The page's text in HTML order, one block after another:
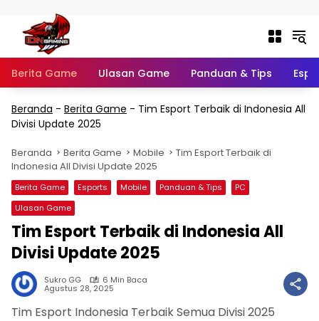
Berita Game Ulasan Game Panduan & Tips
Beranda - Berita Game - Tim Esport Terbaik di Indonesia All
Divisi Update 2025
Beranda Berita Game Mobile
Tim Esport Terbaik di
Indonesia All Divisi Update 2025
Berita Game Esports Mobile Panduan & Tips
PC
Ulasan Game
Tim Esport Terbaik di Indonesia All
Divisi Update 2025
Sukro GG 6 Min Baca
Agustus 28, 2025
Tim Esport Indonesia Terbaik Semua Divisi 2025